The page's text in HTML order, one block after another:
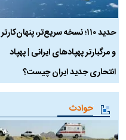
حدید ۱۱۰؛ نسخه سریع‌تر، پنهان‌کارتر
و مرگبارتر پهپادهای ایرانی | پهپاد
انتحاری جدید ایران چیست؟
حوادث